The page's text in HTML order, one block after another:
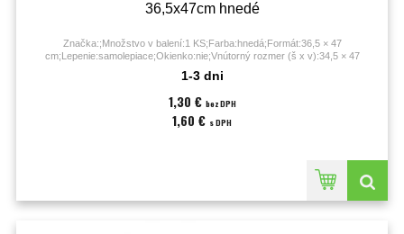
36,5x47cm hnedé
Značka:;Množstvo v balení:1 KS;Farba:hnedá;Formát:36,5 × 47
cm;Lepenie:samolepiace;Okienko:nie;Vnútorný rozmer (š x v):34,5 × 47
1-3 dni
1,30 € bez DPH
1,60 € s DPH